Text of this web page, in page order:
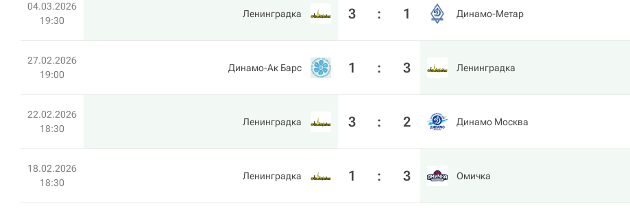
04.03.2026
19:30
Ленинградка 3 : 1 Динамо-Метар
27.02.2026
19:00
Динамо-Ак Барс 1 : 3 Ленинградка
22.02.2026
18:30
Ленинградка 3 : 2 Динамо Москва
18.02.2026
18:30
Ленинградка 1 : 3 Омичка